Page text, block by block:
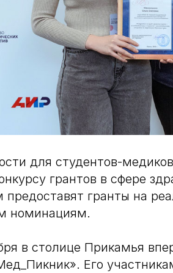
для студентов-
грантов в сфере
гранты на
номинациям.
в столице Прикамья
Его